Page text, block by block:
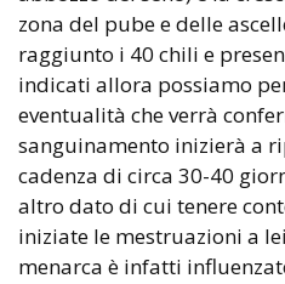
zona del pube e delle
raggiunto i 40 chili e
indicati allora possiamo
eventualità che verrà
sanguinamento inizierà a
cadenza di circa 30-40
altro dato di cui tenere
iniziate le mestruazioni a
menarca è infatti